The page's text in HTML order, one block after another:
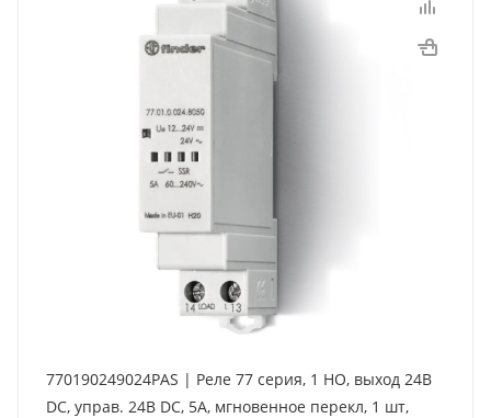
770190249024PAS | Реле 77 серия, 1 НО, выход 24В
DC, управ. 24В DC, 5А, мгновенное перекл, 1 шт,